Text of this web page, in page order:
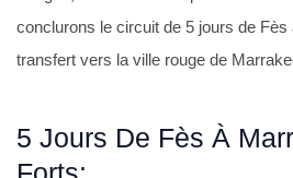
conclurons le circuit de 5 jours de
transfert vers la ville rouge de
5 Jours De Fès À